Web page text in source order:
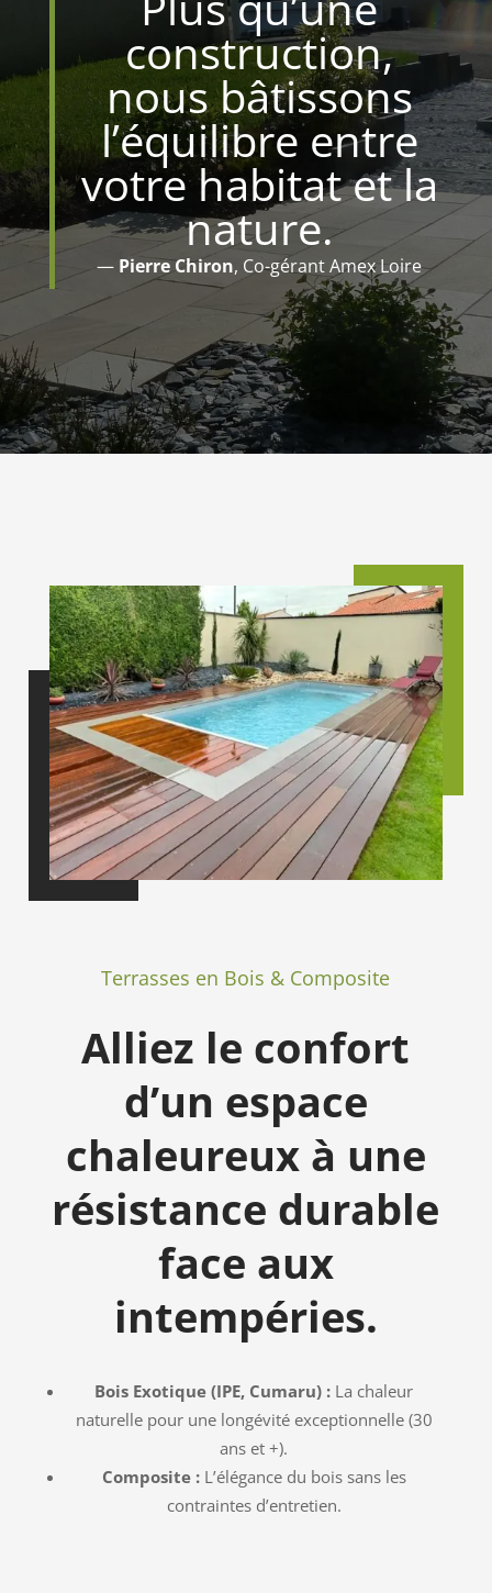
construction,
nous bâtissons
l’équilibre entre
votre habitat et la
nature.
— Pierre Chiron, Co-gérant Amex Loire
Terrasses en Bois & Composite
Alliez le confort
d’un espace
chaleureux à une
résistance durable
face aux
intempéries.
Bois Exotique (IPE, Cumaru) : La chaleur
naturelle pour une longévité exceptionnelle (30
ans et +).
Composite :L’élégance du bois sans les
contraintes d’entretien.